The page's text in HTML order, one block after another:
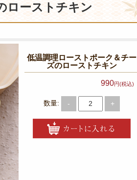
ローストチキン
低温調理ローストポーク＆チー
ズのローストチキン
990円(税込)
数量: - +